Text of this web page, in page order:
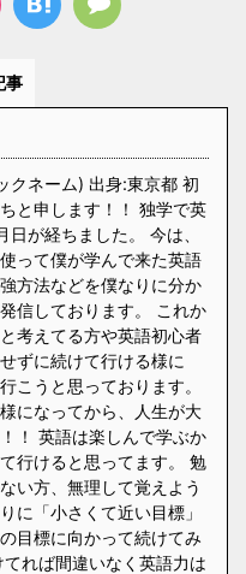
事
クネーム) 出身:東京都 初
と申します！！ 独学で英
が経ちました。 今は、
って僕が学んで来た英語
方法などを僕なりに分か
信しております。 これか
考えてる方や英語初心者
ずに続けて行ける様に
こうと思っております。
になってから、人生が大
！ 英語は楽しんで学ぶか
行けると思ってます。 勉
い方、無理して覚えよう
に「小さくて近い目標」
目標に向かって続けてみ
れば間違いなく英語力は